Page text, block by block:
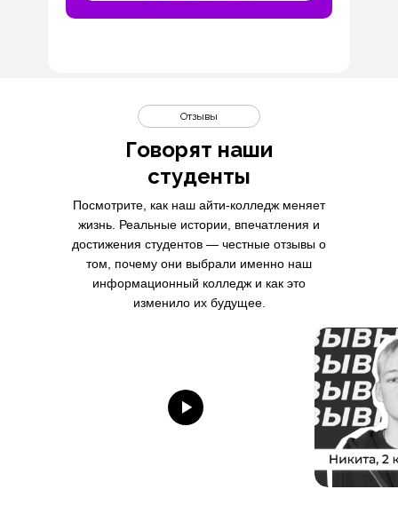
Говорят наши
студенты
Отзывы
Посмотрите, как наш айти-колледж меняет
жизнь. Реальные истории, впечатления и
достижения студентов — честные отзывы о
том, почему они выбрали именно наш
информационный колледж и как это
изменило их будущее.